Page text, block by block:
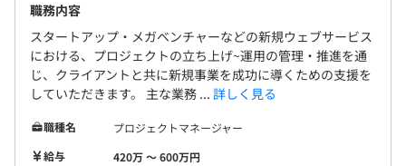
職務内容
スタートアップ・メガベンチャーなどの新規ウェブサービス
における、プロジェクトの立ち上げ~運用の管理・推進を通
じ、クライアントと共に新規事業を成功に導くための支援を
していただきます。 主な業務 ... 詳しく見る
職種名
プロジェクトマネージャー
給与
420万 〜 600万円